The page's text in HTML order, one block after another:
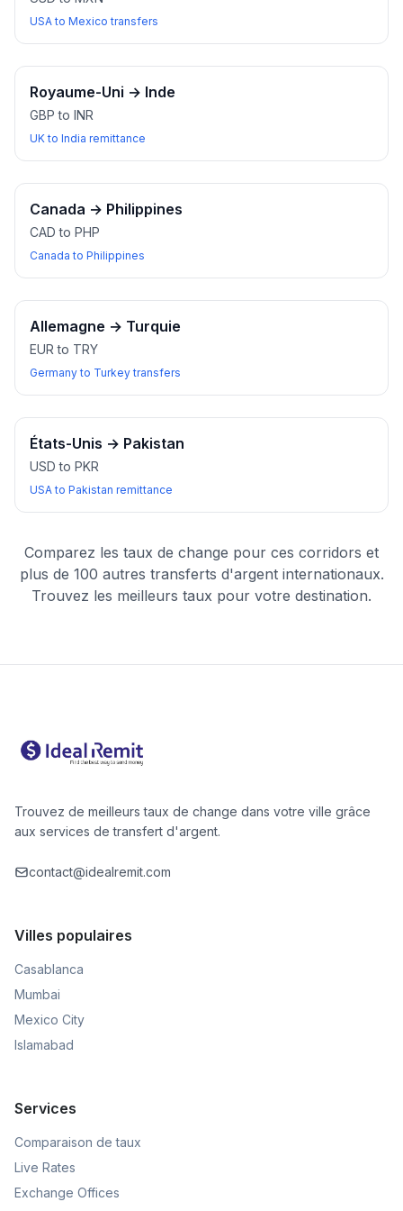
USA to Mexico transfers
Royaume-Uni → Inde
GBP to INR
UK to India remittance
Canada → Philippines
CAD to PHP
Canada to Philippines
Allemagne → Turquie
EUR to TRY
Germany to Turkey transfers
États-Unis → Pakistan
USD to PKR
USA to Pakistan remittance
Comparez les taux de change pour ces corridors et
plus de 100 autres transferts d'argent internationaux.
Trouvez les meilleurs taux pour votre destination.
Trouvez de meilleurs taux de change dans votre ville grâce
aux services de transfert d'argent.
contact@idealremit.com
Villes populaires
Casablanca
Mumbai
Mexico City
Islamabad
Services
Comparaison de taux
Live Rates
Exchange Offices